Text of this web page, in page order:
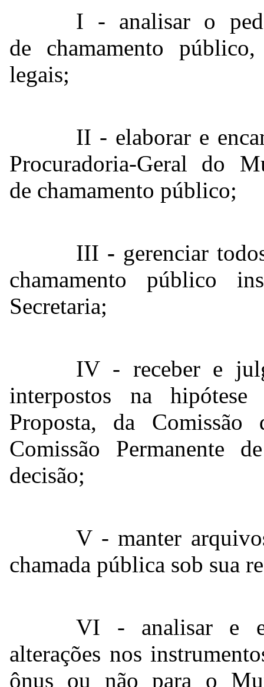
I - analisar o
de chamamento
legais;
II - elaborar e
Procuradoria-Geral do
de chamamento público;
III - gerenciar
chamamento público
Secretaria;
IV - receber e
interpostos na
Proposta, da
Comissão Permanente
decisão;
V - manter
chamada pública sob sua
VI - analisar e
alterações nos
ônus ou não para o